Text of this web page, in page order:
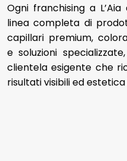
Ogni franchising a
linea completa di
capillari premium,
e soluzioni
clientela esigente che
risultati visibili ed